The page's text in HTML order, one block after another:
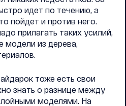
идет по течению, а
пойдет и против него.
прилагать таких усилий,
модели из дерева,
тоже есть свои
знать о разнице между
моделями. На